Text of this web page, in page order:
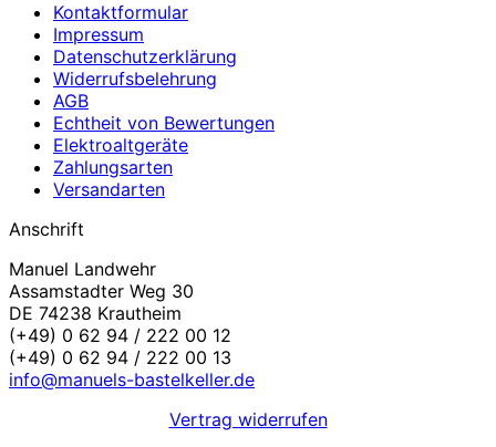
Kontaktformular
Impressum
Datenschutzerklärung
Widerrufsbelehrung
AGB
Echtheit von Bewertungen
Elektroaltgeräte
Zahlungsarten
Versandarten
Anschrift
Manuel Landwehr
Assamstadter Weg 30
DE 74238 Krautheim
(+49) 0 62 94 / 222 00 12
(+49) 0 62 94 / 222 00 13
info@manuels-bastelkeller.de
Vertrag widerrufen